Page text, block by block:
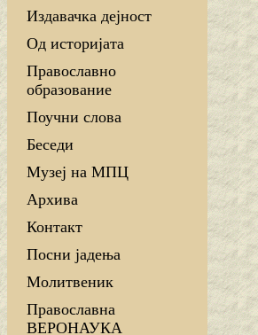
Издавачка дејност
Од историјата
Православно
образование
Поучни слова
Беседи
Музеј на МПЦ
Архива
Контакт
Посни јадења
Молитвеник
Православна
ВЕРОНАУКА